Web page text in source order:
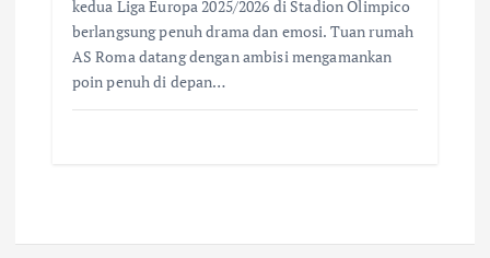
kedua Liga Europa 2025/2026 di Stadion Olimpico
berlangsung penuh drama dan emosi. Tuan rumah
AS Roma datang dengan ambisi mengamankan
poin penuh di depan…